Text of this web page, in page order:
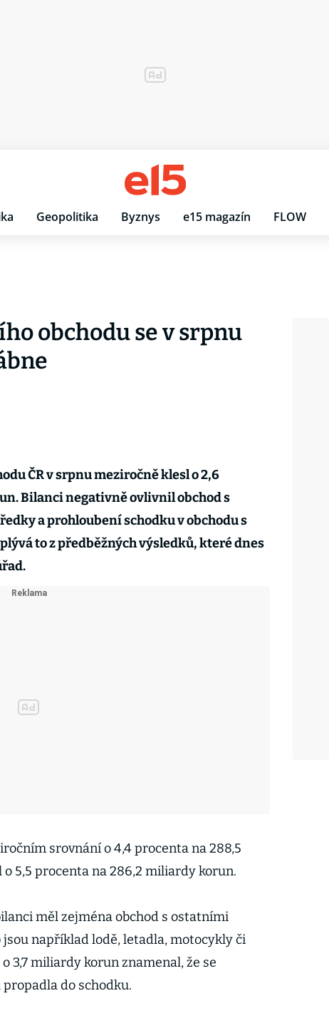
Geopolitika Byznys e15 magazín FLOW
obchodu se v srpnu
ČR v srpnu meziročně klesl o 2,6
Bilanci negativně ovlivnil obchod s
a prohloubení schodku v obchodu s
to z předběžných výsledků, které dnes
.
srovnání o 4,4 procenta na 288,5
5,5 procenta na 286,2 miliardy korun.
měl zejména obchod s ostatními
například lodě, letadla, motocykly či
3,7 miliardy korun znamenal, že se
do schodku.